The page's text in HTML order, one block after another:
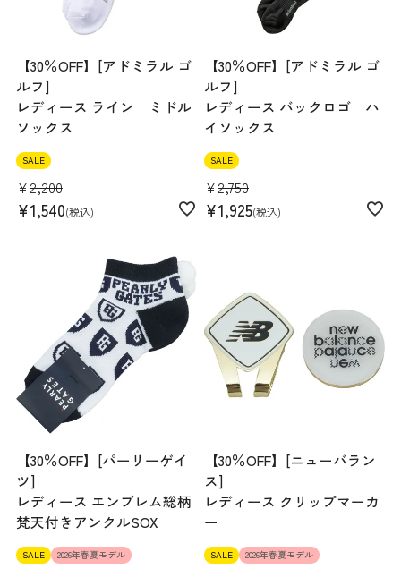
【30％OFF】[アドミラル ゴ
ルフ]
レディース ライン ミドル
ソックス
SALE
¥2,200
¥1,540 税込
【30％OFF】[アドミラル ゴ
ルフ]
レディース バックロゴ ハ
イソックス
SALE
¥2,750
¥1,925 税込
【30％OFF】[パーリーゲイ
ツ]
レディース エンブレム総柄
梵天付きアンクルSOX
SALE 2026年春夏モデル
【30％OFF】[ニューバラン
ス]
レディース クリップマーカ
ー
SALE 2026年春夏モデル